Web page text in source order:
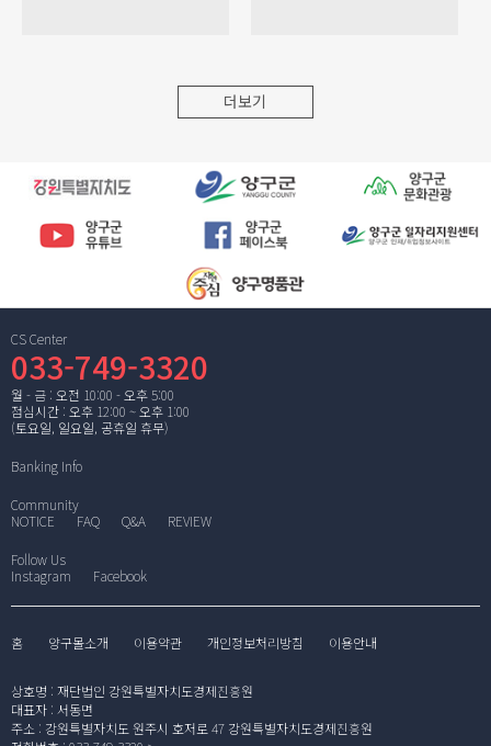
더보기
CS Center
033-749-3320
월 - 금 : 오전 10:00 - 오후 5:00
점심시간 : 오후 12:00 ~ 오후 1:00
(토요일, 일요일, 공휴일 휴무)
Banking Info
Community
NOTICE
FAQ Q&A REVIEW
Follow Us
Instagram
Facebook
홈 양구몰소개 이용약관 개인정보처리방침 이용안내
상호명 : 재단법인 강원특별자치도경제진흥원
대표자 : 서동면
주소 : 강원특별자치도 원주시 호저로 47 강원특별자치도경제진흥원